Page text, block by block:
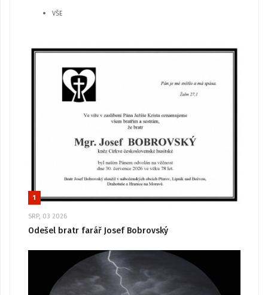
VŠE
1
SRP, 03 2026
Odešel bratr farář Josef Bobrovský